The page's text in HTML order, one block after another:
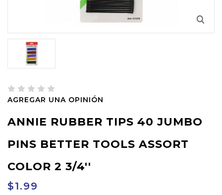
AGREGAR UNA OPINIÓN
ANNIE RUBBER TIPS 40 JUMBO
PINS BETTER TOOLS ASSORT
COLOR 2 3/4''
$1.99